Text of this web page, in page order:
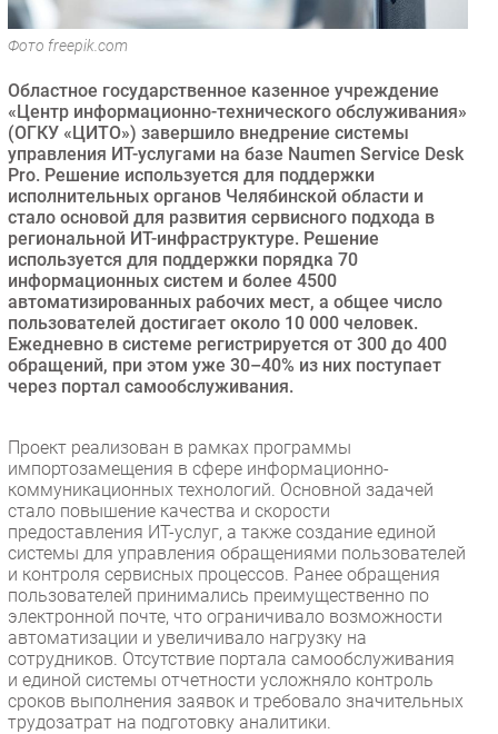
Web
Безопасность
CIO/Управление ИТ
Гаджеты
Здоровье
РАЗДЕЛЫ
Новости
Аналитика
Интервью
Мероприятия
Проекты
Тестовый стенд
Каталог компаний
Фото freepik.com
Областное государственное казенное учреждение
«Центр информационно-технического обслуживания»
(ОГКУ «ЦИТО») завершило внедрение системы
управления ИТ-услугами на базе Naumen Service Desk
Pro. Решение используется для поддержки
исполнительных органов Челябинской области и
стало основой для развития сервисного подхода в
региональной ИТ-инфраструктуре. Решение
используется для поддержки порядка 70
информационных систем и более 4500
автоматизированных рабочих мест, а общее число
пользователей достигает около 10 000 человек.
Ежедневно в системе регистрируется от 300 до 400
обращений, при этом уже 30–40% из них поступает
через портал самообслуживания.
Проект реализован в рамках программы
импортозамещения в сфере информационно-
коммуникационных технологий. Основной задачей
стало повышение качества и скорости
предоставления ИТ-услуг, а также создание единой
системы для управления обращениями пользователей
и контроля сервисных процессов. Ранее обращения
пользователей принимались преимущественно по
электронной почте, что ограничивало возможности
автоматизации и увеличивало нагрузку на
сотрудников. Отсутствие портала самообслуживания
и единой системы отчетности усложняло контроль
сроков выполнения заявок и требовало значительных
трудозатрат на подготовку аналитики.